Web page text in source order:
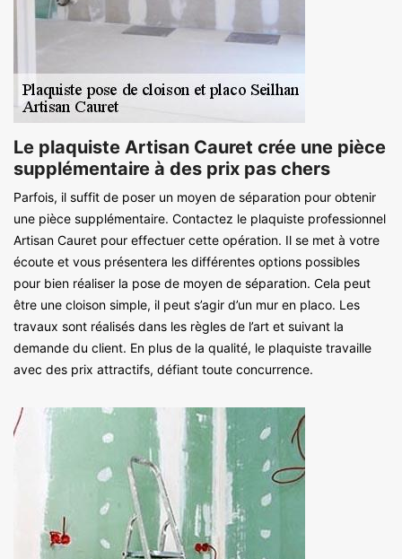
Le plaquiste Artisan Cauret crée une pièce
supplémentaire à des prix pas chers
Parfois, il suffit de poser un moyen de séparation pour obtenir
une pièce supplémentaire. Contactez le plaquiste professionnel
Artisan Cauret pour effectuer cette opération. Il se met à votre
écoute et vous présentera les différentes options possibles
pour bien réaliser la pose de moyen de séparation. Cela peut
être une cloison simple, il peut s’agir d’un mur en placo. Les
travaux sont réalisés dans les règles de l’art et suivant la
demande du client. En plus de la qualité, le plaquiste travaille
avec des prix attractifs, défiant toute concurrence.